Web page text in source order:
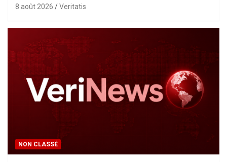
8 août 2026 Veritatis
NON CLASSÉ